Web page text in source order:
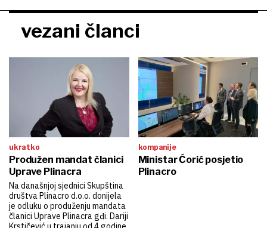
vezani članci
ukratko
Produžen mandat članici
Uprave Plinacra
Na današnjoj sjednici Skupština
društva Plinacro d.o.o. donijela
je odluku o produženju mandata
članici Uprave Plinacra gđi. Dariji
kompanije
Ministar Ćorić posjetio
Plinacro